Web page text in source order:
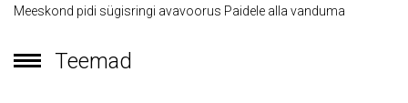
Meeskond pidi sügisringi avavoorus Paidele alla vanduma
Teemad